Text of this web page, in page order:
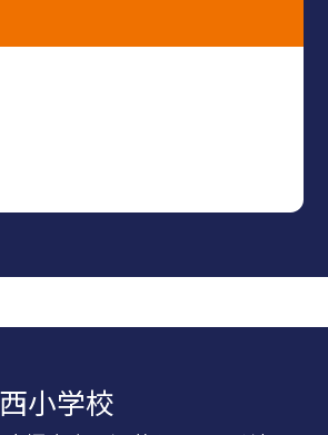
小学校